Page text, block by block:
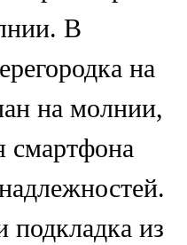
В
на
на молнии,
смартфона
подкладка из